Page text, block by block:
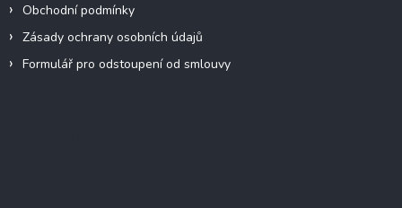
Obchodní podmínky
Zásady ochrany osobních údajů
Formulář pro odstoupení od smlouvy